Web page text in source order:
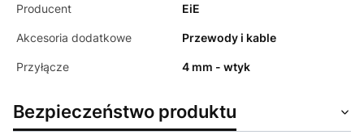
Producent EiE
Akcesoria dodatkowe Przewody i kable
Przyłącze 4 mm - wtyk
Bezpieczeństwo produktu